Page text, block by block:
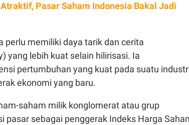
Pasar Saham Indonesia Bakal Jadi
perlu memiliki daya tarik dan cerita
yang lebih kuat selain hilirisasi. Ia
pertumbuhan yang kuat pada suatu
ekonomi yang baru.
saham milik konglomerat atau grup
pasar sebagai penggerak Indeks Harga